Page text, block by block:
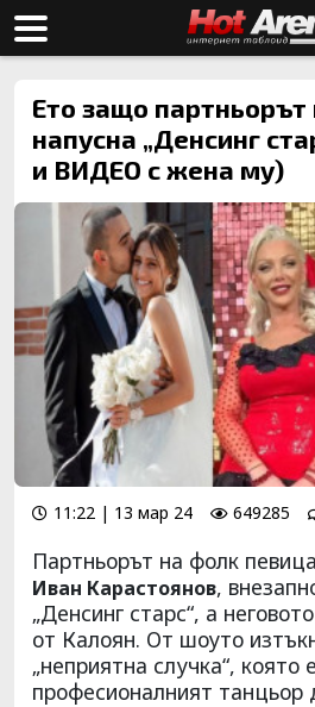
Ето защо
напусна „Денсинг
и ВИДЕО с жена му)
11:22 | 13 мар 24 649285
Партньорът на фолк
Иван Карастоянов,
„Денсинг старс“, а
от Калоян. От шоуто
„неприятна случка“, която
професионалният танцьор